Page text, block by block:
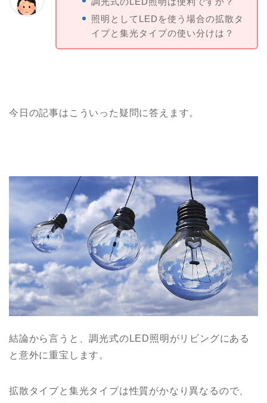
照明としてLEDを使う場合の拡散タ
イプと集光タイプの使い分けは？
今日の記事はこういった疑問に答えます。
結論から言うと、調光式のLED照明がリビングにある
と意外に重宝します。
拡散タイプと集光タイプは性質がかなり異なるので、